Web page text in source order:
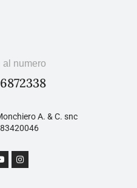
al numero
A. & C. snc